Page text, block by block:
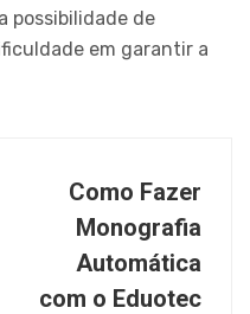
possibilidade de
em garantir a
Como Fazer
Monografia
Automática
com o Eduotec